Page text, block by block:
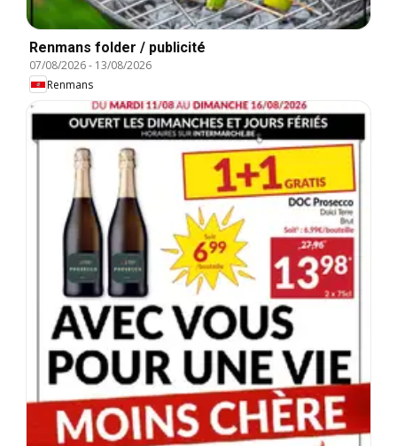
Renmans folder / publicité
07/08/2026- 13/08/2026
Renmans